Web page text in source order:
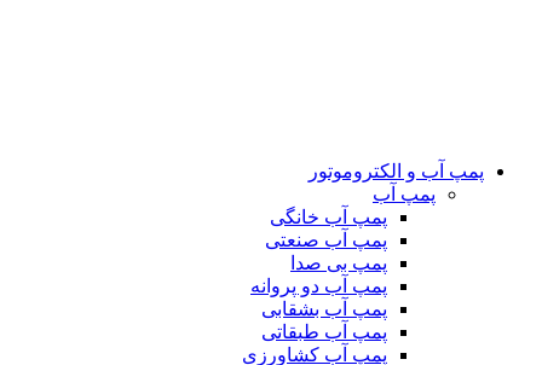
پمپ آب و الکتروموتور
پمپ آب
پمپ آب خانگی
پمپ آب صنعتی
پمپ بی صدا
پمپ آب دو پروانه
پمپ آب بشقابی
پمپ آب طبقاتی
پمپ آب کشاورزی